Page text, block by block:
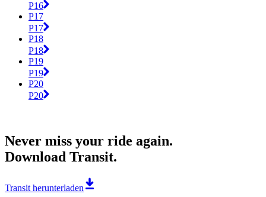
P16
P17
P17
P18
P18
P19
P19
P20
P20
Never miss your ride again.
Download Transit.
Transit herunterladen